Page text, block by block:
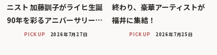
ニスト 加藤訓子がライヒ生誕
90年を彩るアニバーサリー…
PICK UP 2026年7月27日
終わり、豪華アーティストが
福井に集結！
PICK UP 2026年7月25日